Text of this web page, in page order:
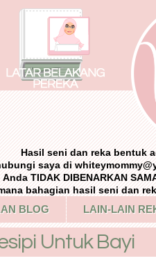
Hasil seni dan reka bentuk
saya di
Anda TIDAK DIBENARKAN
bahagian hasil seni dan
BLOG LAIN-LAIN
Untuk Bayi